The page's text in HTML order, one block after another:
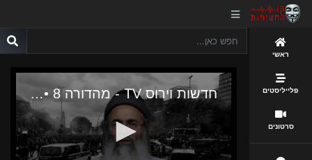
ראשי
פלייליסטים
סרטונים